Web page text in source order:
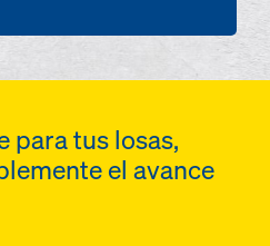
para tus losas,
el avance